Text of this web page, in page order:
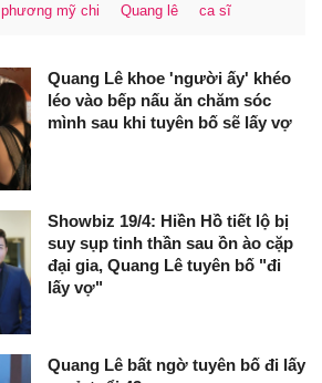
phương mỹ chi Quang lê ca sĩ
Quang Lê khoe 'người ấy' khéo
léo vào bếp nấu ăn chăm sóc
mình sau khi tuyên bố sẽ lấy vợ
Showbiz 19/4: Hiền Hồ tiết lộ bị
suy sụp tinh thần sau ồn ào cặp
đại gia, Quang Lê tuyên bố "đi
lấy vợ"
Quang Lê bất ngờ tuyên bố đi lấy